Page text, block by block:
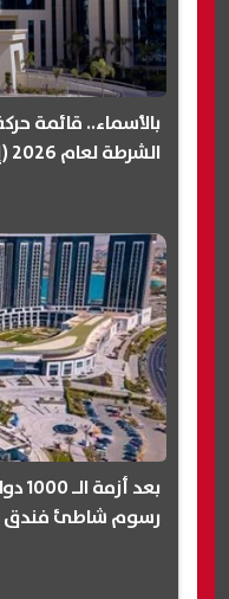
بالأسماء.. قائمة
الشرطة لعام 2026 (إنفوجراف)
رسوم شاطئ فندق